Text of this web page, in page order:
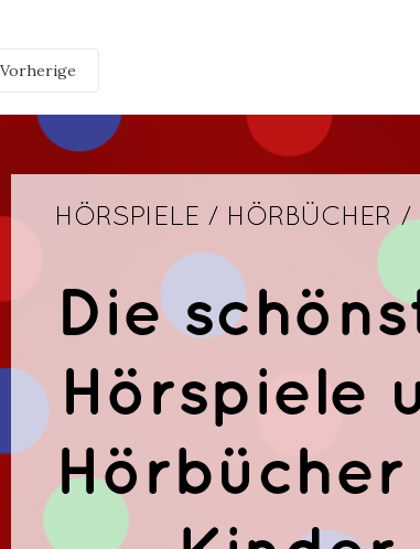
Vorherige